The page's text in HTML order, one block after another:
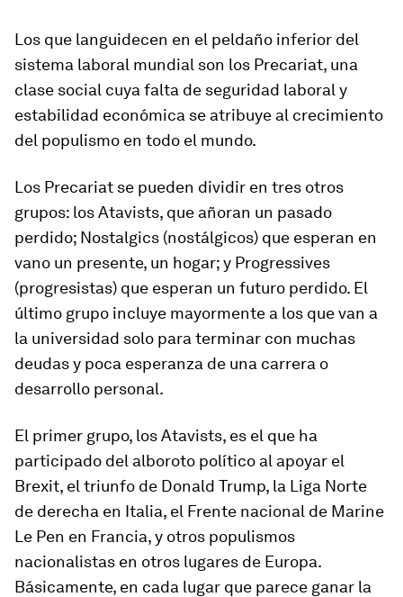
Los que languidecen en el peldaño inferior del
sistema laboral mundial son los Precariat, una
clase social cuya falta de seguridad laboral y
estabilidad económica se atribuye al crecimiento
del populismo en todo el mundo.
Los Precariat se pueden dividir en tres otros
grupos: los Atavists, que añoran un pasado
perdido; Nostalgics (nostálgicos) que esperan en
vano un presente, un hogar; y Progressives
(progresistas) que esperan un futuro perdido. El
último grupo incluye mayormente a los que van a
la universidad solo para terminar con muchas
deudas y poca esperanza de una carrera o
desarrollo personal.
El primer grupo, los Atavists, es el que ha
participado del alboroto político al apoyar el
Brexit, el triunfo de Donald Trump, la Liga Norte
de derecha en Italia, el Frente nacional de Marine
Le Pen en Francia, y otros populismos
nacionalistas en otros lugares de Europa.
Básicamente, en cada lugar que parece ganar la